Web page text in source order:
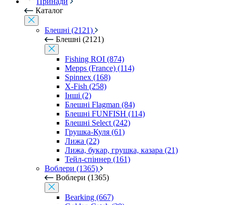
Каталог
Блешні (2121)
Блешні (2121)
Fishing ROI (874)
Mepps (France) (114)
Spinnex (168)
X-Fish (258)
Інші (2)
Блешні Flagman (84)
Блешні FUNFISH (114)
Блешні Select (242)
Грушка-Куля (61)
Лижа (22)
Лижа, букар, грушка, казара (21)
Тейл-спіннер (161)
Воблери (1365)
Воблери (1365)
Bearking (667)